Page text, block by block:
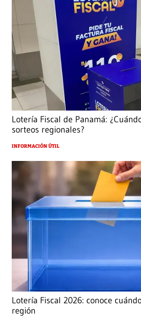
Lotería Fiscal de Panamá:
sorteos regionales?
INFORMACIÓN ÚTIL
Lotería Fiscal 2026: conoce
región